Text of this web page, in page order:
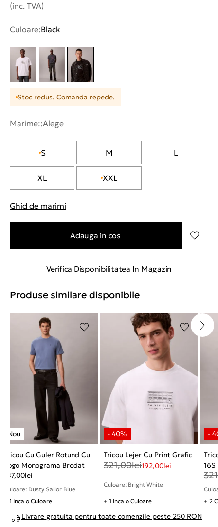
(inc. TVA)
Culoare:Black
Stoc redus. Comanda repede.
Marime::Alege
S M L
XL XXL
Ghid de marimi
Adauga in cos
Verifica Disponibilitatea In Magazin
Produse similare disponibile
Tricou Cu Guler Rotund Cu
Logo Monograma Brodat
187,00lei
Culoare: Dusty Sailor Blue
+ 1 Inca o Culoare
Tricou Lejer Cu Print Grafic
321,00lei192,00lei
Culoare: Bright White
+ 1 Inca o Culoare
+ 2
Livrare gratuita pentru toate comenzile peste 250 RON